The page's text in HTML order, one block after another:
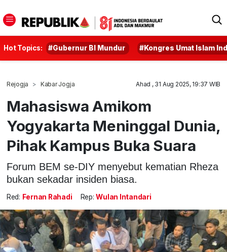
Hot Topics: #Gubernur BI Mundur #Kongres Umat Islam
Rejogja Kabar Jogja Ahad , 31 Aug 2025, 19:37 WIB
Mahasiswa Amikom
Yogyakarta Meninggal Dunia,
Pihak Kampus Buka Suara
Forum BEM se-DIY menyebut kematian Rheza
bukan sekadar insiden biasa.
Red: Fernan Rahadi Rep: Wulan Intandari